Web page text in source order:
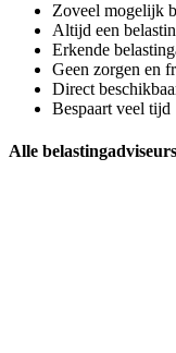
Zoveel mogelijk
Altijd een
Erkende
Geen zorgen en
Direct
Bespaart veel tijd
Alle